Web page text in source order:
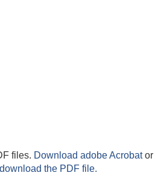
files. Download adobe Acrobator
the PDF file.